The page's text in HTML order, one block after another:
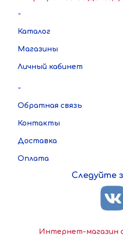
-
Каталог
Магазины
Личный кабинет
-
Обратная связь
Контакты
Доставка
Оплата
Следуйте
Интернет-магазин